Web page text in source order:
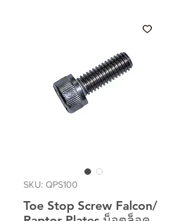
SKU: QPS100
Toe Stop Screw Falcon/